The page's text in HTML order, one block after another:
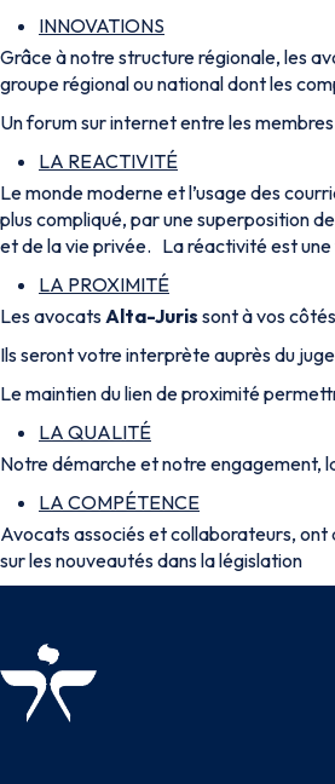
INNOVATIONS
Grâce à notre structure régionale, les
groupe régional ou national dont les
Un forum sur internet entre les
LA REACTIVITÉ
Le monde moderne et l’usage des
plus compliqué, par une superposition
et de la vie privée. La réactivité est une
LA PROXIMITÉ
Les avocatsAlta-Juris sont à vos
Ils seront votre interprète auprès du
Le maintien du lien de proximité
LA QUALITÉ
Notre démarche et notre engagement,
LA COMPÉTENCE
Avocats associés et collaborateurs, ont
sur les nouveautés dans la législation